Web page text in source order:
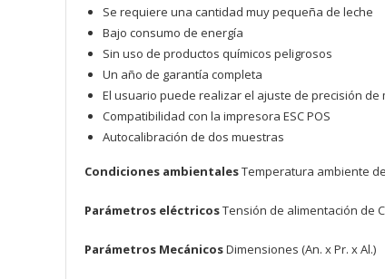
Se requiere una cantidad muy pequeña de leche
Bajo consumo de energía
Sin uso de productos químicos peligrosos
Un año de garantía completa
El usuario puede realizar el ajuste de precisión de
Compatibilidad con la impresora ESC POS
Autocalibración de dos muestras
Condiciones ambientalesTemperatura ambiente
Parámetros eléctricosTensión de alimentación de
Parámetros MecánicosDimensiones (An. x Pr. x Al.)